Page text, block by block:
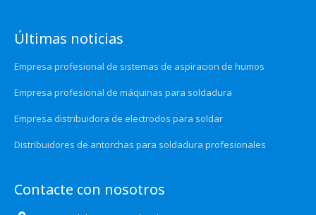
Últimas noticias
Empresa profesional de sistemas de aspiracion de humos
Empresa profesional de máquinas para soldadura
Empresa distribuidora de electrodos para soldar
Distribuidores de antorchas para soldadura profesionales
Contacte con nosotros